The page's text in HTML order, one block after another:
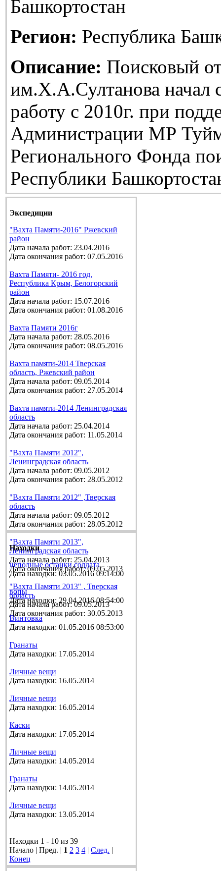
Башкортостан
Регион: Республика
Описание: Поисковый
им.Х.А.Султанова начал
работу с 2010г. при
Администрации МР
Регионального Фонда
Республики
Экспедиции
"Вахта Памяти-2016" Ржевский
район
Дата начала работ: 23.04.2016
Дата окончания работ: 07.05.2016
Вахта Памяти- 2016 год.
Республика Крым, Белогорский
район
Дата начала работ: 15.07.2016
Дата окончания работ: 01.08.2016
Вахта Памяти 2016г
Дата начала работ: 28.05.2016
Дата окончания работ: 08.05.2016
Вахта памяти-2014 Тверская
область, Ржевский район
Дата начала работ: 09.05.2014
Дата окончания работ: 27.05.2014
Вахта памяти-2014 Ленинградская
область
Дата начала работ: 25.04.2014
Дата окончания работ: 11.05.2014
"Вахта Памяти 2012",
Ленинградская область
Дата начала работ: 09.05.2012
Дата окончания работ: 28.05.2012
"Вахта Памяти 2012" ,Тверская
область
Дата начала работ: 09.05.2012
Дата окончания работ: 28.05.2012
"Вахта Памяти 2013",
Ленинградская область
Дата начала работ: 25.04.2013
Дата окончания работ: 09.05.2013
"Вахта Памяти 2013" , Тверская
область
Дата начала работ: 09.05.2013
Дата окончания работ: 30.05.2013
Находки
неполные останки солдата
Дата находки: 03.05.2016 09:14:00
вопы
Дата находки: 29.04.2016 08:54:00
Винтовка
Дата находки: 01.05.2016 08:53:00
Гранаты
Дата находки: 17.05.2014
Личные вещи
Дата находки: 16.05.2014
Личные вещи
Дата находки: 16.05.2014
Каски
Дата находки: 17.05.2014
Личные вещи
Дата находки: 14.05.2014
Гранаты
Дата находки: 14.05.2014
Личные вещи
Дата находки: 13.05.2014
Находки 1 - 10 из 39
Начало | Пред. | 1 2 3 4 | След. |
Конец